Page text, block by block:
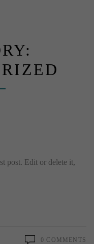
post. Edit or delete it,
0 COMMENTS